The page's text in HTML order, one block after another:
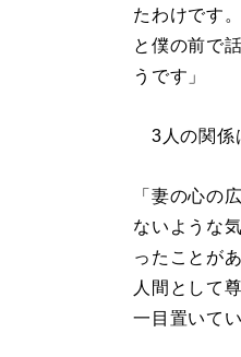
たわけです
と僕の前で
うです」
3人の関係
「妻の心の
ないような
ったことが
人間として
一目置いて